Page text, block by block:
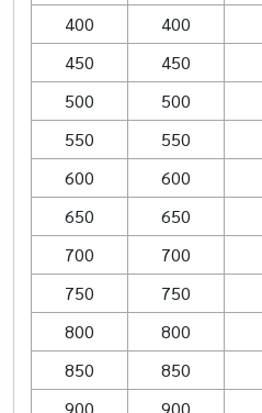
400
400
450
450
500
500
550
550
600
600
650
650
700
700
750
750
800
800
850
850